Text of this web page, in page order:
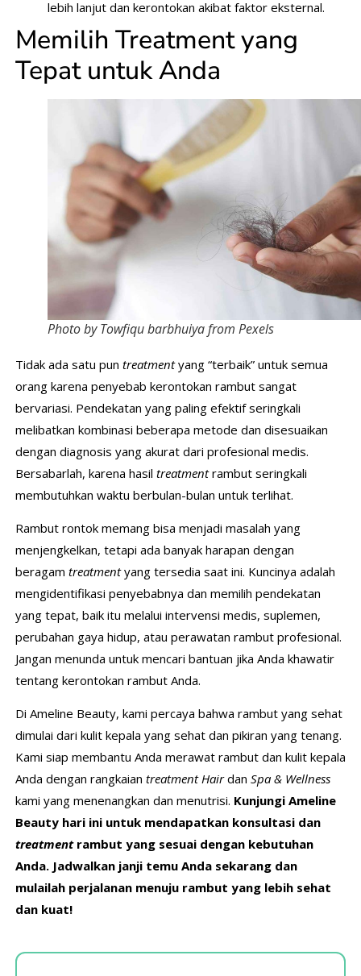
lebih lanjut dan kerontokan akibat faktor eksternal.
Memilih Treatment yang
Tepat untuk Anda
Photo by Towfiqu barbhuiya from Pexels
Tidak ada satu pun treatmentyang “terbaik” untuk semua
orang karena penyebab kerontokan rambut sangat
bervariasi. Pendekatan yang paling efektif seringkali
melibatkan kombinasi beberapa metode dan disesuaikan
dengan diagnosis yang akurat dari profesional medis.
Bersabarlah, karena hasil treatmentrambut seringkali
membutuhkan waktu berbulan-bulan untuk terlihat.
Rambut rontok memang bisa menjadi masalah yang
menjengkelkan, tetapi ada banyak harapan dengan
beragam treatmentyang tersedia saat ini. Kuncinya adalah
mengidentifikasi penyebabnya dan memilih pendekatan
yang tepat, baik itu melalui intervensi medis, suplemen,
perubahan gaya hidup, atau perawatan rambut profesional.
Jangan menunda untuk mencari bantuan jika Anda khawatir
tentang kerontokan rambut Anda.
Di Ameline Beauty, kami percaya bahwa rambut yang sehat
dimulai dari kulit kepala yang sehat dan pikiran yang tenang.
Kami siap membantu Anda merawat rambut dan kulit kepala
Anda dengan rangkaian treatment Hairdan Spa & Wellness
kami yang menenangkan dan menutrisi. Kunjungi Ameline
Beauty hari ini untuk mendapatkan konsultasi dan
treatmentrambut yang sesuai dengan kebutuhan
Anda. Jadwalkan janji temu Anda sekarang dan
mulailah perjalanan menuju rambut yang lebih sehat
dan kuat!